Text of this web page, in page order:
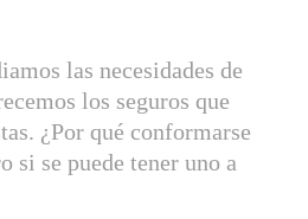
las necesidades de
los seguros que
¿Por qué conformarse
si se puede tener uno a